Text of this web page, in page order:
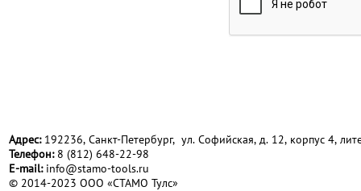
Адрес:192236, Санкт-Петербург, ул. Софийская, д. 12, корпус 4,
Телефон:8 (812) 648-22-98
Е-mail: info@stamo-tools.ru
© 2014-2023 ООО «СТАМО Тулс»